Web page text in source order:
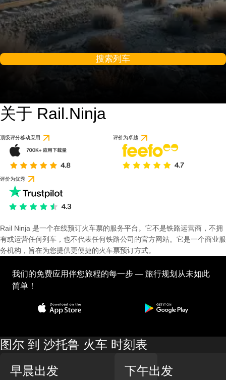
搜索列车
关于 Rail.Ninja
顶级评分移动应用 评价为卓越
评价为优秀
Rail Ninja 是一个在线预订火车票的服务平台。它不是铁路运营商，不拥
有或运营任何列车，也不代表任何铁路公司的官方网站。它是一个商业服
务机构，旨在为您提供更便捷的火车票预订方式。
我们的免费应用伴您旅程的每一步 — 旅行规划从未如此
简单！
图尔 到 沙托鲁 火车 时刻表
早晨出发
下午出发